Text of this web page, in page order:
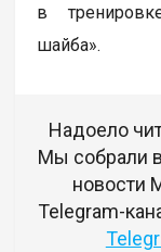
в
шайба».
Надоело
Мы собрали
новости
Telegram-